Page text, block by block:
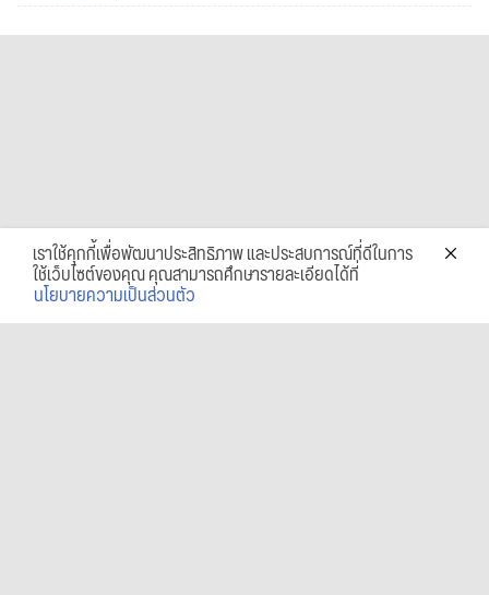
เราใช้คุกกี้เพื่อพัฒนาประสิทธิภาพ และประสบการณ์ที่ดีในการ
ใช้เว็บไซต์ของคุณ คุณสามารถศึกษารายละเอียดได้ที่
นโยบายความเป็นส่วนตัว